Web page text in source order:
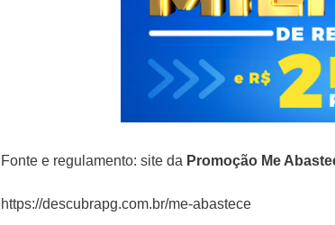
Fonte e regulamento: site da Promoção Me
https://descubrapg.com.br/me-abastece